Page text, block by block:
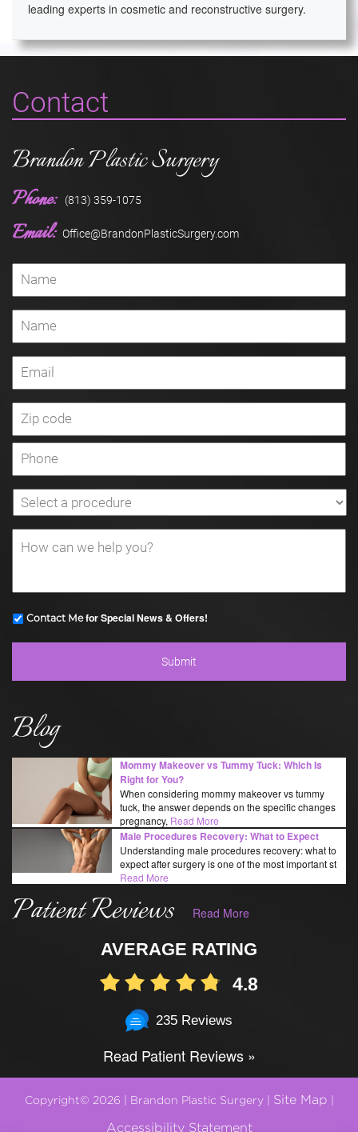
leading experts in cosmetic and reconstructive surgery.
Contact
Brandon Plastic Surgery
Phone: (813) 359-1075
Email: Office@BrandonPlasticSurgery.com
Contact Mefor Special News & Offers!
Blog
Mommy Makeover vs Tummy Tuck: Which Is
Right for You?
When considering mommy makeover vs tummy
tuck, the answer depends on the specific changes
pregnancy, Read More
Male Procedures Recovery: What to Expect
Understanding male procedures recovery: what to
expect after surgery is one of the most important st
Read More
Patient Reviews Read More
AVERAGE RATING
4.8
235 Reviews
Read Patient Reviews »
Copyright© 2026 | Brandon Plastic Surgery | Site Map
Accessibility Statement